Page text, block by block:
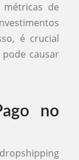
de
é crucial
causar
no